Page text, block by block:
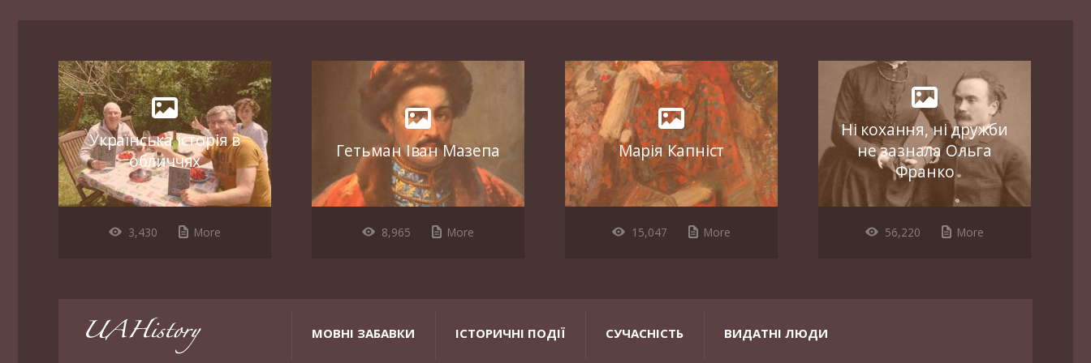
Українська історія в
обличчях
3,430 More
Гетьман Іван Мазепа
8,965 More
Марія Капніст
15,047 More
Ні кохання, ні дружби
не зазнала Ольга
Франко
56,220 More
МОВНІ ЗАБАВКИ ІСТОРИЧНІ ПОДІЇ СУЧАСНІСТЬ ВИДАТНІ ЛЮДИ